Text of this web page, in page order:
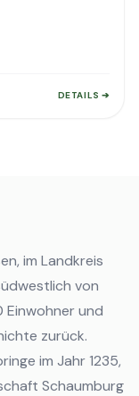
DETAILS ➔
im Landkreis
von
Einwohner und
zurück.
im Jahr 1235,
Schaumburg